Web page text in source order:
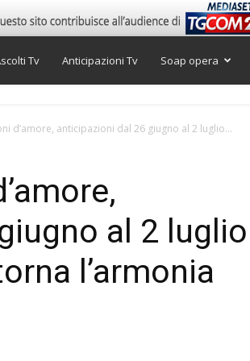
Tv Anticipazioni Tv Soap opera
d’amore, anticipazioni dal 26 giugno al 2 luglio...
al 2 luglio
l’armonia